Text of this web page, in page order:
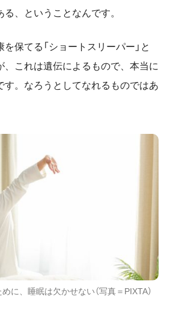
る、ということなんです。
保てる「ショートスリーパー」と
、これは遺伝によるもので、本当に
す。なろうとしてなれるものではあ
に、睡眠は欠かせない（写真＝PIXTA）